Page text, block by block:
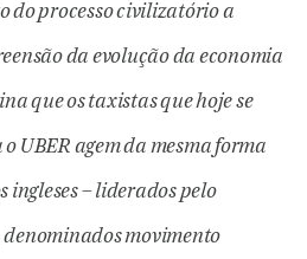
do processo civilizatório a
da evolução da economia
que os taxistas que hoje se
UBER agem da mesma forma
ingleses – liderados pelo
movimento